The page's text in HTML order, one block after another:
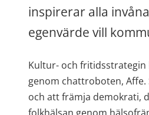
inspirerar alla
egenvärde vill
Kultur- och
genom chattroboten,
och att främja demokrati,